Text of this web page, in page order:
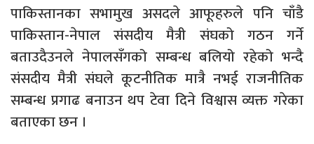
पाकिस्तानका सभामुख असदले आफूहरुले पनि चाँडै
पाकिस्तान-नेपाल संसदीय मैत्री संघको गठन गर्ने
बताउदैउनले नेपालसँगको सम्बन्ध बलियो रहेको भन्दै
संसदीय मैत्री संघले कूटनीतिक मात्रै नभई राजनीतिक
सम्बन्ध प्रगाढ बनाउन थप टेवा दिने विश्वास व्यक्त गरेका
बताएका छन ।